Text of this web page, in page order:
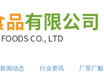
新闻动态 行业资讯 厂景厂貌